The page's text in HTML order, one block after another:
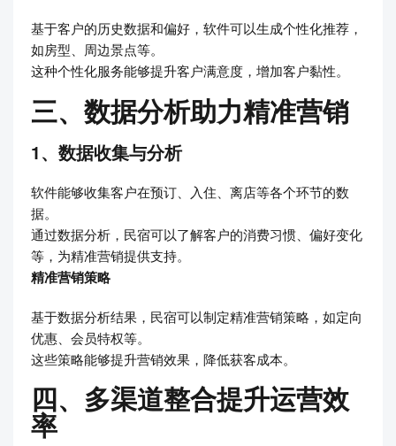
基于客户的历史数据和偏好，软件可以生成个性化推荐，
如房型、周边景点等。
这种个性化服务能够提升客户满意度，增加客户黏性。
三、数据分析助力精准营销
1、数据收集与分析
软件能够收集客户在预订、入住、离店等各个环节的数
据。
通过数据分析，民宿可以了解客户的消费习惯、偏好变化
等，为精准营销提供支持。
精准营销策略
基于数据分析结果，民宿可以制定精准营销策略，如定向
优惠、会员特权等。
这些策略能够提升营销效果，降低获客成本。
四、多渠道整合提升运营效
率